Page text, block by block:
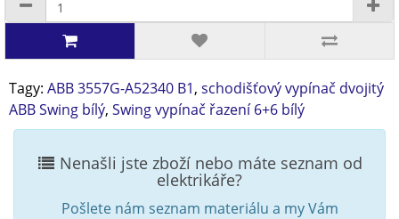
Tagy: ABB 3557G-A52340 B1, schodišťový vypínač dvojitý
ABB Swing bílý, Swing vypínač řazení 6+6 bílý
Nenašli jste zboží nebo máte seznam od
elektrikáře?
Pošlete nám seznam materiálu a my Vám